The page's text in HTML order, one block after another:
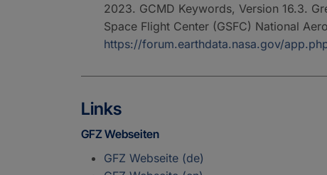
2023. GCMD Keywords, Version 16.3.
Space Flight Center (GSFC) National
https://forum.earthdata.nasa.gov/
Links
GFZ Webseiten
GFZ Webseite (de)